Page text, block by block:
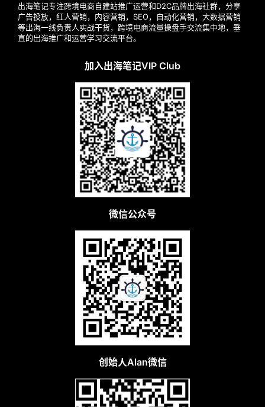
出海笔记专注跨境电商自建站推广运营和D2C品牌出海社群，分享
广告投放，红人营销，内容营销，SEO，自动化营销，大数据营销
等出海一线负责人实战干货，跨境电商流量操盘手交流集中地，垂
直的出海推广和运营学习交流平台。
加入出海笔记VIP Club
微信公众号
创始人Alan微信